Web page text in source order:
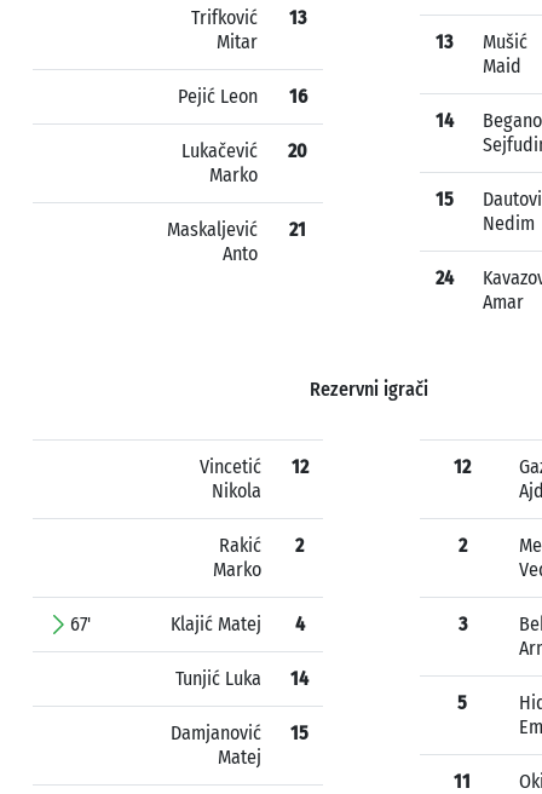
Trifković
Mitar
13
Pejić Leon 16
Lukačević
Marko
20
Maskaljević
Anto
21
13
Mušić
Maid
14
15
Nedim
24
Amar
Rezervni igrači
Vincetić
Nikola
12
Rakić
Marko
2
67' Klajić Matej 4
Tunjić Luka 14
Damjanović
Matej
15
12
2
3
5
11